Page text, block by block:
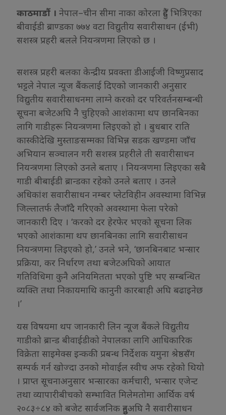
काठमाडौं । नेपाल–चीन सीमा नाका कोरला हुँदै भित्रिएका
बीवाईडी ब्राण्डका ७७४ वटा विद्युतीय सवारीसाधन (ईभी)
सशस्त्र प्रहरी बलले नियन्त्रणमा लिएको छ ।
सशस्त्र प्रहरी बलका केन्द्रीय प्रवक्ता डीआईजी विष्णुप्रसाद
भट्टले नेपाल न्यूज बैंकलाई दिएको जानकारी अनुसार
विद्युतीय सवारीसाधनमा लाग्ने करको दर परिवर्तनसम्बन्धी
सूचना बजेटअघि नै चुहिएको आशंकामा थप छानबिनका
लागि गाडीहरू नियन्त्रणमा लिइएको हो । बुधबार राति
कास्कीदेखि मुस्ताङसम्मका विभिन्न सडक खण्डमा जाँच
अभियान सञ्चालन गरी सशस्त्र प्रहरीले ती सवारीसाधन
नियन्त्रणमा लिएको उनले बताए । नियन्त्रणमा लिइएका सबै
गाडी बीबाईडी ब्रान्डका रहेको उनले बताए । उनले
अधिकांश सवारीसाधन नम्बर प्लेटविहीन अवस्थामा विभिन्न
जिल्लातर्फ लैजाँदै गरिएको अवस्थामा फेला परेको
जानकारी दिए । ‘करको दर हेरफेर भएको सूचना लिक
भएको आशंकामा थप छानबिनका लागि सवारीसाधन
नियन्त्रणमा लिइएको हो,’ उनले भने, ‘छानबिनबाट भन्सार
प्रक्रिया, कर निर्धारण तथा बजेटअघिको आयात
गतिविधिमा कुनै अनियमितता भएको पुष्टि भए सम्बन्धित
व्यक्ति तथा निकायमाथि कानुनी कारबाही अघि बढाइनेछ
।’
यस विषयमा थप जानकारी लिन न्यूज बैंकले विद्युतीय
गाडीको ब्रान्ड बीवाईडीको नेपालका लागि आधिकारिक
विक्रेता साइमेक्स इन्ककी प्रबन्ध निर्देशक यमुना श्रेष्ठसँग
सम्पर्क गर्न खोज्दा उनको मोवाईल स्वीच अफ रहेको थियो
। प्राप्त सूचनाअनुसार भन्सारका कर्मचारी, भन्सार एजेन्ट
तथा व्यापारीबीचको सम्भावित मिलेमतोमा आर्थिक वर्ष
२०८३÷८४ को बजेट सार्वजनिक हुनुअघि नै सवारीसाधन